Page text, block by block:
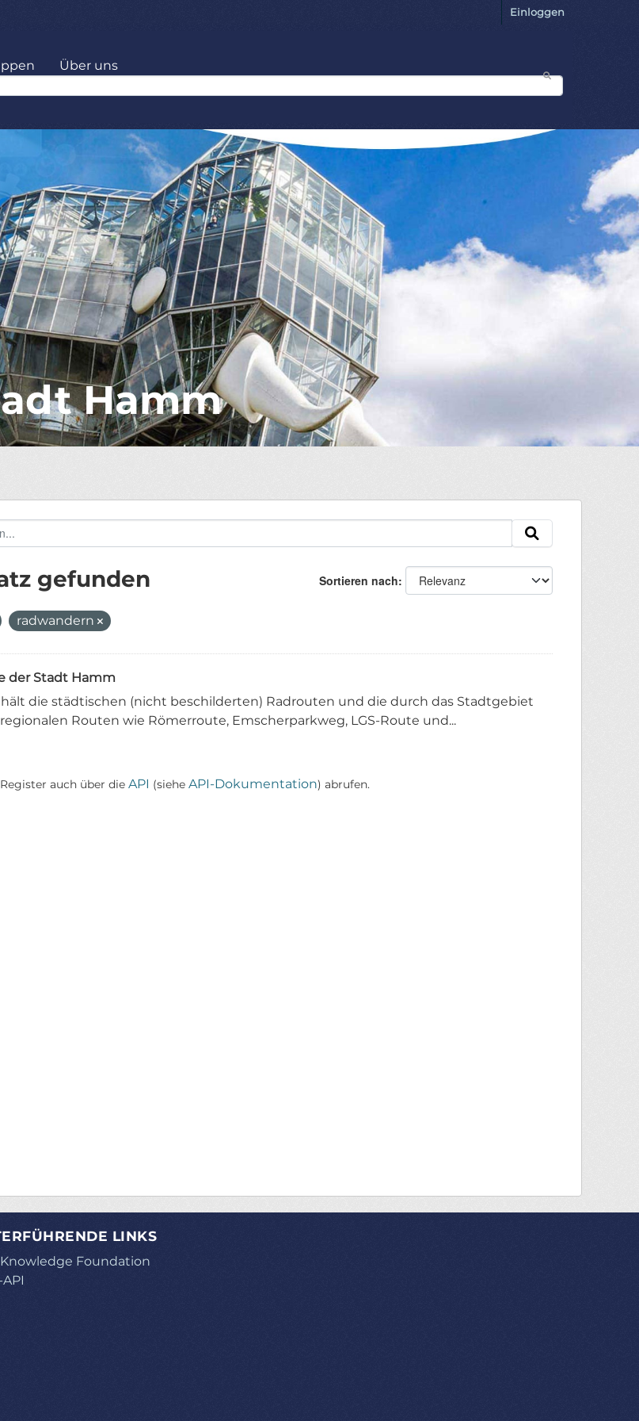
Einloggen
Über uns
Hamm
Sortieren nach
gefunden
radwandern
der Stadt Hamm
die städtischen (nicht beschilderten) Radrouten und die durch das Stadtgebiet
Routen wie Römerroute, Emscherparkweg, LGS-Route und...
auch über die API (siehe API-Dokumentation) abrufen.
LINKS
Foundation